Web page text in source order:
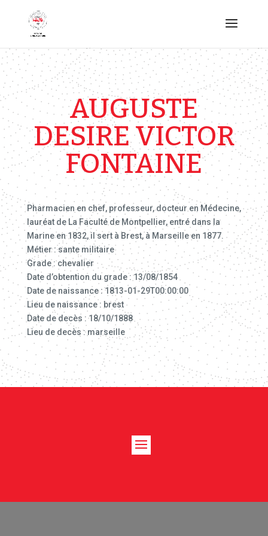
AUGUSTE
DESIRE VICTOR
FONTAINE
Pharmacien en chef, professeur, docteur en Médecine,
lauréat de La Faculté de Montpellier, entré dans la
Marine en 1832, il sert à Brest, à Marseille en 1877.
Métier : sante militaire
Grade : chevalier
Date d’obtention du grade : 13/08/1854
Date de naissance : 1813-01-29T00:00:00
Lieu de naissance : brest
Date de decès : 18/10/1888
Lieu de decès : marseille